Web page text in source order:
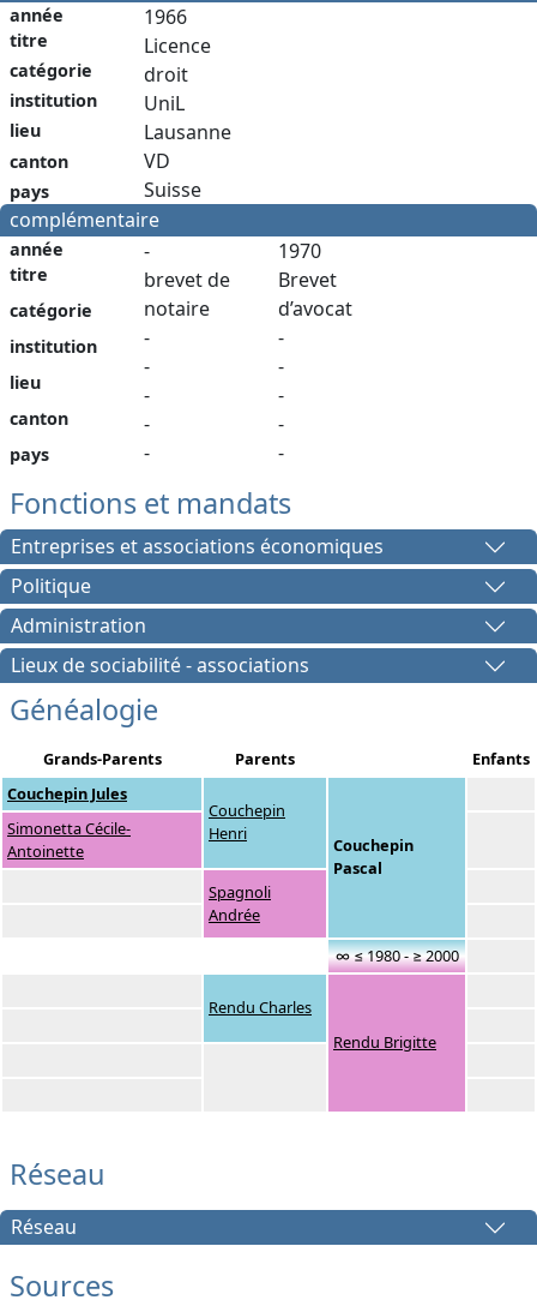
année
titre
catégorie
institution
lieu
canton
pays
1966
Licence
droit
UniL
Lausanne
VD
Suisse
complémentaire
année
titre
catégorie
institution
lieu
canton
pays
-
brevet de
notaire
-
-
-
-
-
1970
Brevet
d’avocat
-
-
-
-
-
Fonctions et mandats
Entreprises et associations économiques
Politique
Administration
Lieux de sociabilité - associations
Généalogie
Grands-Parents Parents
Enfants
Couchepin Jules
Couchepin
Henri
Couchepin
Pascal
Simonetta Cécile-
Antoinette
Spagnoli
Andrée
∞ ≤ 1980 - ≥ 2000
Rendu Charles
Rendu Brigitte
Réseau
Réseau
Sources